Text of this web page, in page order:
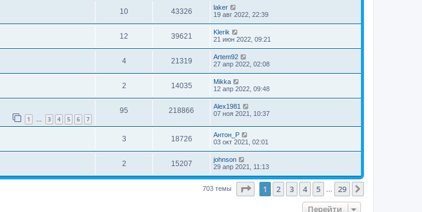
10 43326
laker
19 авг 2022, 22:39
12 39621
Klerik
21 июн 2022, 09:21
4 21319
Artem92
27 апр 2022, 02:08
2 14035
Mikka
12 апр 2022, 09:48
1 … 3 4 5 6 7
95 218866
Alex1981
07 ноя 2021, 10:37
3 18726
Антон_Р
03 окт 2021, 02:01
2 15207
johnson
29 апр 2021, 11:13
703 темы Страница1 из 29
1 2 3 4 5 29
Перейти